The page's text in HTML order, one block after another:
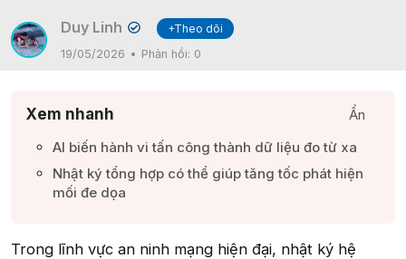
Duy Linh ✔
+Theo dõi
19/05/2026
Phản hồi: 0
Xem nhanh
Ẩn
AI biến hành vi tấn công thành dữ liệu đo từ xa​
Nhật ký tổng hợp có thể giúp tăng tốc phát hiện
mối đe dọa​
Trong lĩnh vực an ninh mạng hiện đại, nhật ký hệ